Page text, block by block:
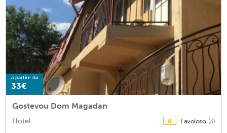
a partire da
33€
Gostevou Dom Magadan
Hotel 8 Favoloso (3)